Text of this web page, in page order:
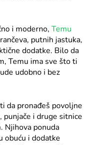
i moderno, Temu
putnih jastuka,
dodatke. Bilo da
Temu ima sve što ti
udobno i bez
da pronađeš povoljne
punjače i druge sitnice
Njihova ponuda
obuću i dodatke